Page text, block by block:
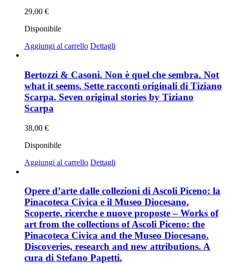
29,00 €
Disponibile
Aggiungi al carrello Dettagli
Bertozzi & Casoni. Non è quel che sembra. Not
what it seems. Sette racconti originali di Tiziano
Scarpa. Seven original stories by Tiziano
Scarpa
38,00 €
Disponibile
Aggiungi al carrello Dettagli
Opere d’arte dalle collezioni di Ascoli Piceno: la
Pinacoteca Civica e il Museo Diocesano.
Scoperte, ricerche e nuove proposte – Works of
art from the collections of Ascoli Piceno: the
Pinacoteca Civica and the Museo Diocesano.
Discoveries, research and new attributions. A
cura di Stefano Papetti.